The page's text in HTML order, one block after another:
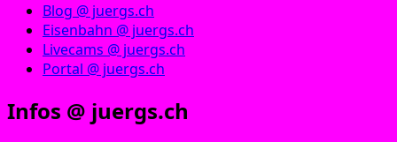
Blog @ juergs.ch
Eisenbahn @ juergs.ch
Livecams @ juergs.ch
Portal @ juergs.ch
Infos @ juergs.ch